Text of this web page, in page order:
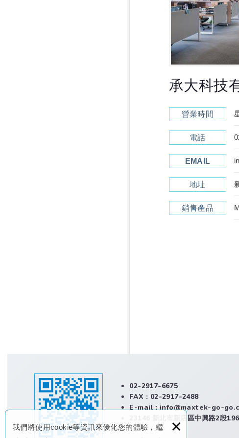
我們將使用cookie等資訊來優化您的體驗，繼
×
承大科技
營業時間
電話
EMAIL
地址
銷售產品
02-2917-6675
FAX : 02-2917-2488
E-mail :info@maxtek-go-
23146 新北市新店區中興路2段